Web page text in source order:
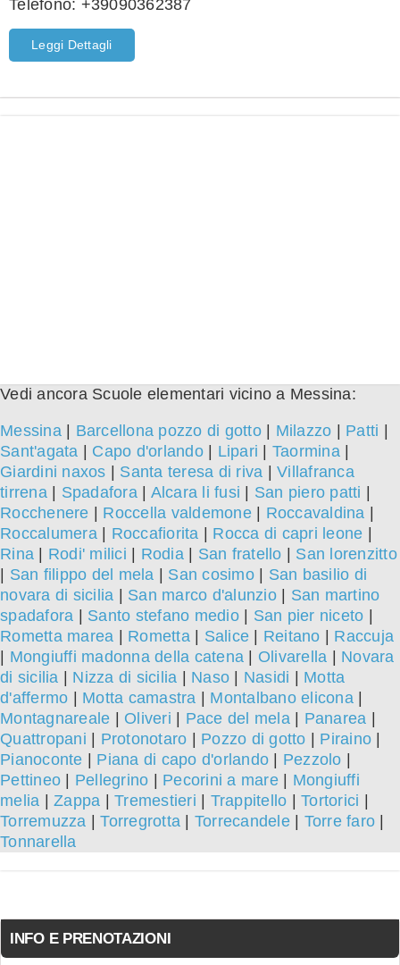
Telefono: +39090362387
Leggi Dettagli
Vedi ancora Scuole elementari vicino a Messina:
Messina| Barcellona pozzo di gotto| Milazzo Patti
Sant'agata
Capo d'orlando| Lipari Taormina|
Giardini naxos
Santa teresa di riva
Villafranca
tirrena| Spadafora| Alcara li fusi San piero patti
Rocchenere
Roccella valdemone| Roccavaldina
Roccalumera| Roccafiorita Rocca di capri leone
Rina
Rodi' milici Rodia| San fratello
San lorenzitto
San filippo del mela San cosimo| San basilio di
novara di sicilia
San marco d'alunzio| San martino
spadafora
Santo stefano medio| San pier niceto
Rometta marea
Rometta| Salice Reitano
Raccuja
Mongiuffi madonna della catena Olivarella
Novara
di sicilia
Nizza di sicilia Naso Nasidi
Motta
d'affermo
Motta camastra Montalbano elicona|
Montagnareale
Oliveri Pace del mela| Panarea
Quattropani
Protonotaro Pozzo di gotto Piraino
Pianoconte
Piana di capo d'orlando Pezzolo
Pettineo
Pellegrino Pecorini a mare| Mongiuffi
melia
Zappa Tremestieri Trappitello Tortorici
Torremuzza |Torregrotta Torrecandele| Torre faro
Tonnarella
INFO E PRENOTAZIONI